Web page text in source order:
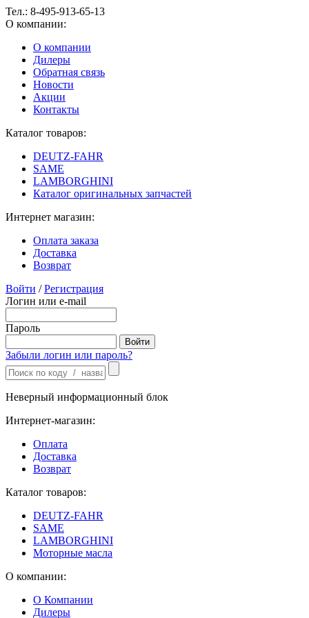
Тел.: 8-495-913-65-13
О компании:
О компании
Дилеры
Обратная связь
Новости
Акции
Контакты
Каталог товаров:
DEUTZ-FAHR
SAME
LAMBORGHINI
Каталог оригинальных запчастей
Интернет магазин:
Оплата заказа
Доставка
Возврат
Войти / Регистрация
Логин или e-mail
Пароль
Забыли логин или пароль?
Неверный информационный блок
Интернет-магазин:
Оплата
Доставка
Возврат
Каталог товаров:
DEUTZ-FAHR
SAME
LAMBORGHINI
Моторные масла
О компании:
О Компании
Дилеры